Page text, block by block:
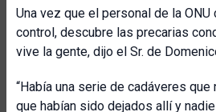
Una vez que el personal de la
control, descubre las precarias
vive la gente, dijo el Sr. de
“Había una serie de cadáveres
que habían sido dejados allí y